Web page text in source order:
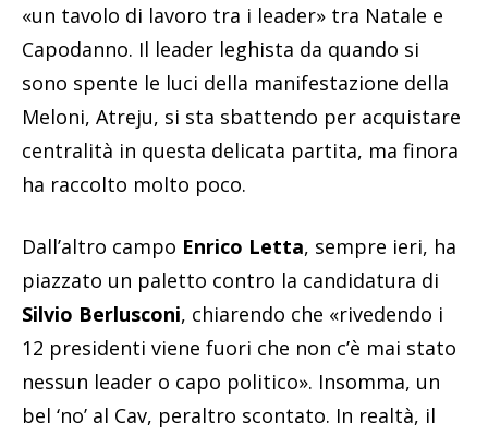
«un tavolo di lavoro tra i leader» tra Natale e
Capodanno. Il leader leghista da quando si
sono spente le luci della manifestazione della
Meloni, Atreju, si sta sbattendo per acquistare
centralità in questa delicata partita, ma finora
ha raccolto molto poco.
Dall’altro campo Enrico Letta, sempre ieri, ha
piazzato un paletto contro la candidatura di
Silvio Berlusconi, chiarendo che «rivedendo i
12 presidenti viene fuori che non c’è mai stato
nessun leader o capo politico». Insomma, un
bel ‘no’ al Cav, peraltro scontato. In realtà, il